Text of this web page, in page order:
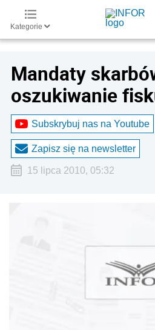
Kategorie
Mandaty
oszukiwanie
Subskrybuj nas na Youtube
Zapisz się na newsletter
15 lipca 2010, 05:32